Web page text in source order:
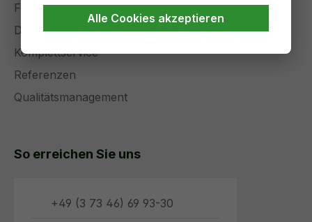
Forschung und Entwicklung
Die Zukunft der Medizintechnik
Komplettservice
Referenzen
Qualitätsmanagement
So erreichen Sie uns
+49 (3 73 46) 69 93-30
Alle Cookies akzeptieren